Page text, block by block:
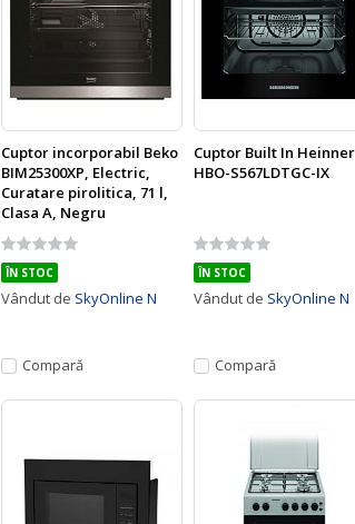
Cuptor incorporabil Beko
BIM25300XP, Electric,
Curatare pirolitica, 71 l,
Clasa A, Negru
Rating:
0%
ÎN STOC
Vândut de SkyOnline N
Compară
Cuptor Built In Heinner
HBO-S567LDTGC-IX
Rating:
0%
ÎN STOC
Vândut de SkyOnline N
Compară